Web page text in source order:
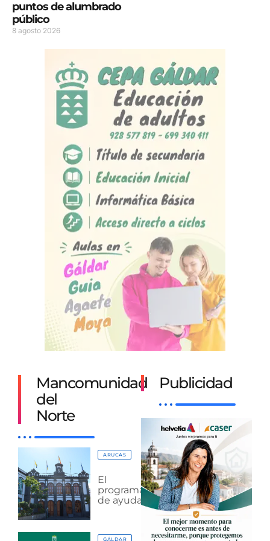
puntos de alumbrado
público
8 agosto 2026
Mancomunidad
del
Norte
ARUCAS
El
programa
de ayudas
GÁLDAR
Publicidad